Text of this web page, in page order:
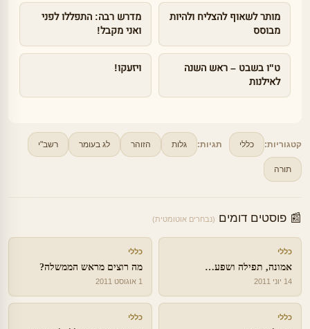
מותר לשאוף להצליח ולהיות
מבוסס
מדרש רבה: התפללו לפני
ואני מקבל!
ט"ו בשבט – ראש השנה
לאילנות
ויזעקו!
קטגוריות: כללי תגיות: גלות הזוהר לג בעומר רשב"י
תורה
📰 פוסטים דומים (נבחרים אוטומטית)
כללי
אמונה, תפילה ושפע…
14 יוני 2011
כללי
מה רוצים מראש הממשלה?
1 אוגוסט 2011
כללי כללי